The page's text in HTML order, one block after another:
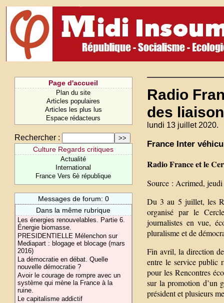
Page d'accueil
Plan du site
Articles populaires
Articles les plus lus
Espace rédacteurs
Rechercher :
Culture Regards critiques
Actualité
International
France Vers 6è république
Messages de forum: 0
Dans la même rubrique
Les énergies renouvelables. Partie 6.
Énergie biomasse.
PRESIDENTIELLE Mélenchon sur
Mediapart : blogage et blocage (mars
2016)
La démocratie en débat. Quelle
nouvelle démocratie ?
Avoir le courage de rompre avec un
système qui mène la France à la
ruine.
Le capitalisme addictif
Radio
des
lundi 13 juillet 2020.
France Inter
Radio France et le
Source : Acrimed,
Du 3 au 5 juillet, les
organisé par le
journalistes en vue,
pluralisme et de
Fin avril, la direction
entre le service public
pour les Rencontres
sur la promotion d’un
président et plusieurs